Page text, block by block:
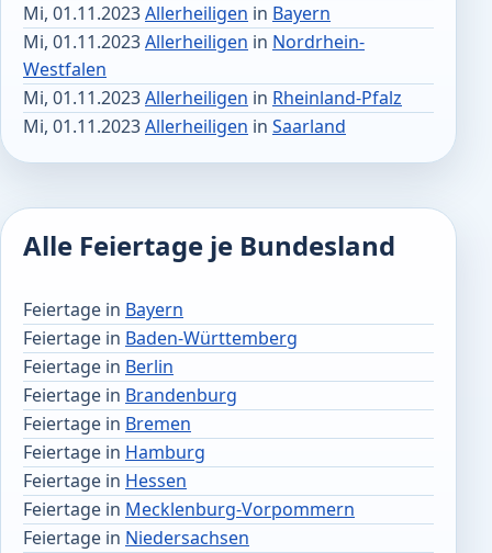
Mi, 01.11.2023Allerheiligen in Bayern
Mi, 01.11.2023Allerheiligen in Nordrhein-
Westfalen
Mi, 01.11.2023Allerheiligen in Rheinland-Pfalz
Mi, 01.11.2023Allerheiligen in Saarland
Alle Feiertage je Bundesland
Feiertage in Bayern
Feiertage in Baden-Württemberg
Feiertage in Berlin
Feiertage in Brandenburg
Feiertage in Bremen
Feiertage in Hamburg
Feiertage in Hessen
Feiertage in Mecklenburg-Vorpommern
Feiertage in Niedersachsen